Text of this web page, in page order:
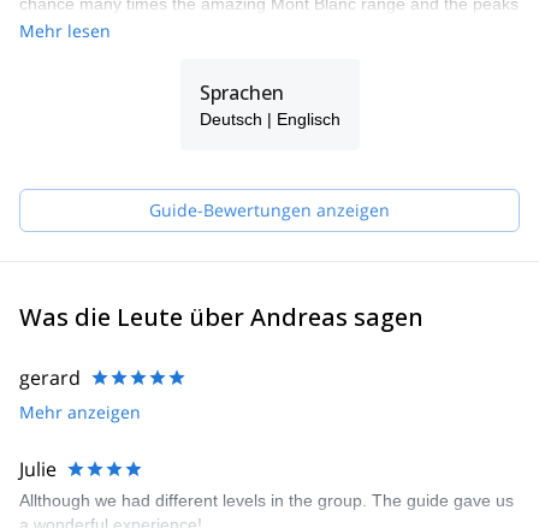
around Chamonix. Finally, I got to practice in the high mountains
where I always wanted to be. The smile on my clients' faces at
the summit or after an intense ski day is so rewarding!
for the mountains. They are Markus B, Markus H and Gerald, all
IFMGA certified guides. Our philosophy is "to know how to do
to give you the best experience.
Mehr lesen
Sprachen
Deutsch | Englisch
Guide-Bewertungen anzeigen
Was die Leute über Andreas sagen
gerard
Mehr anzeigen
Julie
Allthough we had different levels in the group. The guide gave us